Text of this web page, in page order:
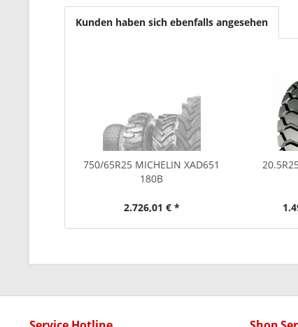
Kunden haben sich ebenfalls angesehen
750/65R25 MICHELIN XAD651
180B
2.726,01 € *